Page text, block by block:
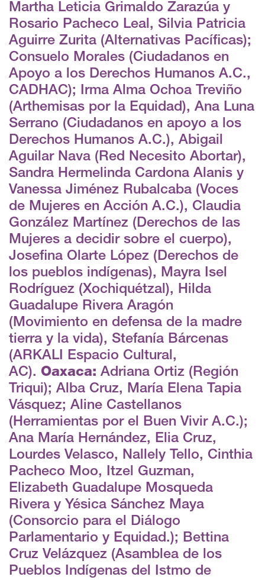
Martha Leticia Grimaldo Zarazúa y
Rosario Pacheco Leal, Silvia Patricia
Aguirre Zurita (Alternativas Pacíficas);
Consuelo Morales (Ciudadanos en
Apoyo a los Derechos Humanos A.C.,
CADHAC); Irma Alma Ochoa Treviño
(Arthemisas por la Equidad), Ana Luna
Serrano (Ciudadanos en apoyo a los
Derechos Humanos A.C.), Abigail
Aguilar Nava (Red Necesito Abortar),
Sandra Hermelinda Cardona Alanis y
Vanessa Jiménez Rubalcaba (Voces
de Mujeres en Acción A.C.), Claudia
González Martínez (Derechos de las
Mujeres a decidir sobre el cuerpo),
Josefina Olarte López (Derechos de
los pueblos indígenas), Mayra Isel
Rodríguez (Xochiquétzal), Hilda
Guadalupe Rivera Aragón
(Movimiento en defensa de la madre
tierra y la vida), Stefanía Bárcenas
(ARKALI Espacio Cultural,
AC). Oaxaca: Adriana Ortiz (Región
Triqui); Alba Cruz, María Elena Tapia
Vásquez; Aline Castellanos
(Herramientas por el Buen Vivir A.C.);
Ana María Hernández, Elia Cruz,
Lourdes Velasco, Nallely Tello, Cinthia
Pacheco Moo, Itzel Guzman,
Elizabeth Guadalupe Mosqueda
Rivera y Yésica Sánchez Maya
(Consorcio para el Diálogo
Parlamentario y Equidad.); Bettina
Cruz Velázquez (Asamblea de los
Pueblos Indígenas del Istmo de